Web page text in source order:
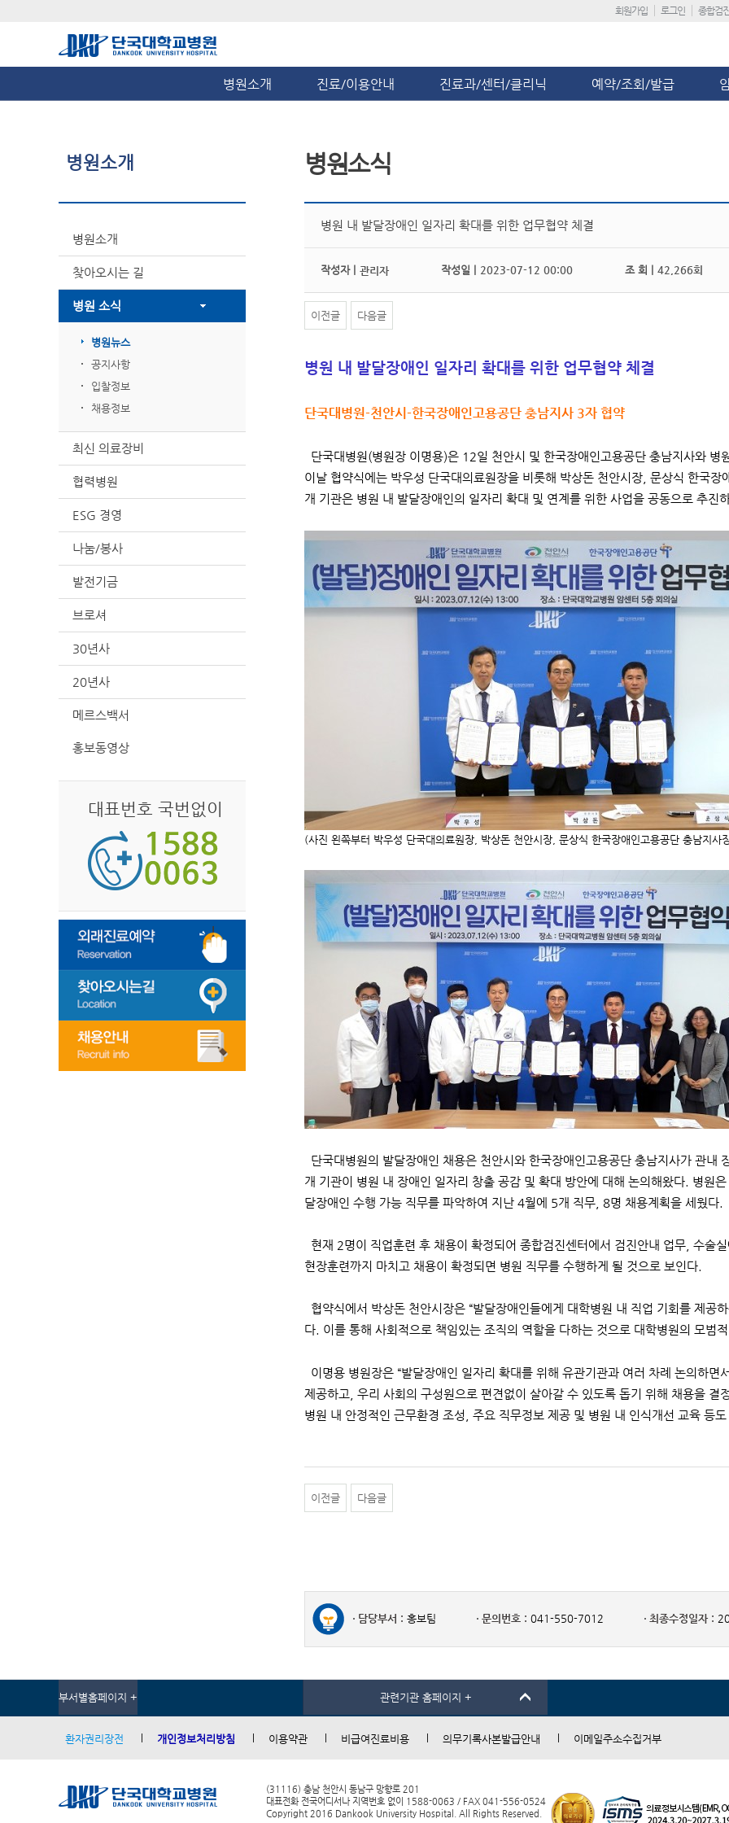
회원가입 로그인 종합검
병원소개 진료/이용안내 진료과/센터/클리닉 예약/조회/발급
병원소개
병원소개
찾아오시는 길
병원 소식
병원뉴스
공지사항
입찰정보
채용정보
최신 의료장비
협력병원
ESG 경영
나눔/봉사
발전기금
브로셔
30년사
20년사
메르스백서
홍보동영상
대표번호 국번없이
병원소식
병원 내 발달장애인 일자리 확대를 위한 업무협약 체결
작성자 | 관리자 작성일 | 2023-07-12 00:00 조 회 | 42,266회
이전글 다음글
병원 내 발달장애인 일자리 확대를 위한 업무협약 체결
단국대병원-천안시-한국장애인고용공단 충남지사 3자 협약
단국대병원(병원장 이명용)은 12일 천안시 및 한국장애인고용공단 충남지사와
이날 협약식에는 박우성 단국대의료원장을 비롯해 박상돈 천안시장, 문상식 한국
개 기관은 병원 내 발달장애인의 일자리 확대 및 연계를 위한 사업을 공동으로 추진
(사진 왼쪽부터 박우성 단국대의료원장, 박상돈 천안시장, 문상식 한국장애인고용공단 충남지사
단국대병원의 발달장애인 채용은 천안시와 한국장애인고용공단 충남지사가 관내
개 기관이 병원 내 장애인 일자리 창출 공감 및 확대 방안에 대해 논의해왔다. 병원
달장애인 수행 가능 직무를 파악하여 지난 4월에 5개 직무, 8명 채용계획을 세웠다.
현재 2명이 직업훈련 후 채용이 확정되어 종합검진센터에서 검진안내 업무, 수술
현장훈련까지 마치고 채용이 확정되면 병원 직무를 수행하게 될 것으로 보인다.
협약식에서 박상돈 천안시장은 “발달장애인들에게 대학병원 내 직업 기회를 제공
다. 이를 통해 사회적으로 책임있는 조직의 역할을 다하는 것으로 대학병원의 모범
이명용 병원장은 “발달장애인 일자리 확대를 위해 유관기관과 여러 차례 논의하
제공하고, 우리 사회의 구성원으로 편견없이 살아갈 수 있도록 돕기 위해 채용을 결
병원 내 안정적인 근무환경 조성, 주요 직무정보 제공 및 병원 내 인식개선 교육 등
이전글 다음글
담당부서 : 홍보팀 문의번호 : 041-550-7012 최종수정일자 :
부서별홈페이지 + 관련기관 홈페이지 +
환자권리장전 개인정보처리방침 이용약관 비급여진료비용 의무기록사본발급안내 이메일주소수집거부
(31116) 충남 천안시 동남구 망향로 201
대표전화 전국어디서나 지역번호 없이 1588-0063 / FAX 041-556-0524
Copyright 2016 Dankook University Hospital. All Rights Reserved.